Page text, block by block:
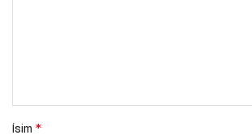
İsim *